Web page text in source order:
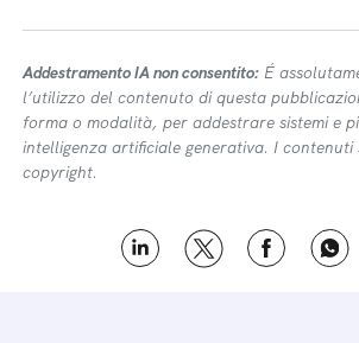
Addestramento IA non consentito: É
l’utilizzo del contenuto di questa
forma o modalità, per addestrare sistemi e
intelligenza artificiale generativa. I contenuti
copyright.